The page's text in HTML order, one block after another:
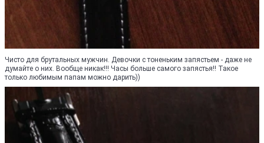
Чисто для брутальных мужчин. Девочки с тоненьким запястьем - даже не
думайте о них. Вообще никак!!! Часы больше самого запястья!! Такое
только любимым папам можно дарить))